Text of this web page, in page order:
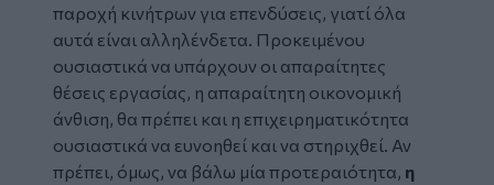
παροχή κινήτρων για επενδύσεις, γιατί όλα
αυτά είναι αλληλένδετα. Προκειμένου
ουσιαστικά να υπάρχουν οι απαραίτητες
θέσεις εργασίας, η απαραίτητη οικονομική
άνθιση, θα πρέπει και η επιχειρηματικότητα
ουσιαστικά να ευνοηθεί και να στηριχθεί. Αν
πρέπει, όμως, να βάλω μία προτεραιότητα, η